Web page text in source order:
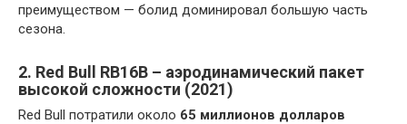
преимуществом — болид доминировал большую часть
сезона.
2. Red Bull RB16B – аэродинамический пакет
высокой сложности (2021)
Red Bull потратили около 65 миллионов долларов